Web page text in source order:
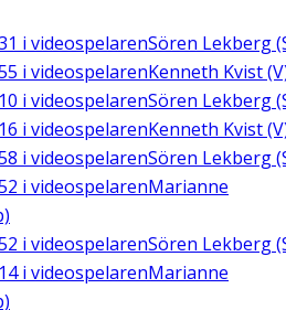
i videospelarenSören Lekberg
i videospelarenKenneth Kvist
i videospelarenSören Lekberg
i videospelarenKenneth Kvist
i videospelarenSören Lekberg
i videospelarenMarianne
i videospelarenSören Lekberg
i videospelarenMarianne